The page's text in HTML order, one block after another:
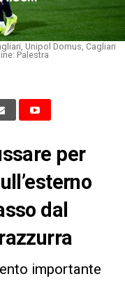
Unipol Domus, Cagliari
Palestra
per
dal
importante